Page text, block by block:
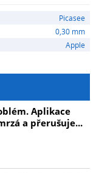
Picasee
0,30 mm
Apple
Aplikace
a přerušuje...